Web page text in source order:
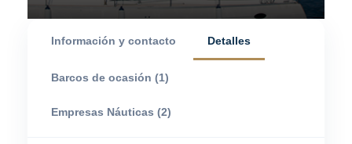
Información y contacto Detalles
Barcos de ocasión (1)
Empresas Náuticas (2)